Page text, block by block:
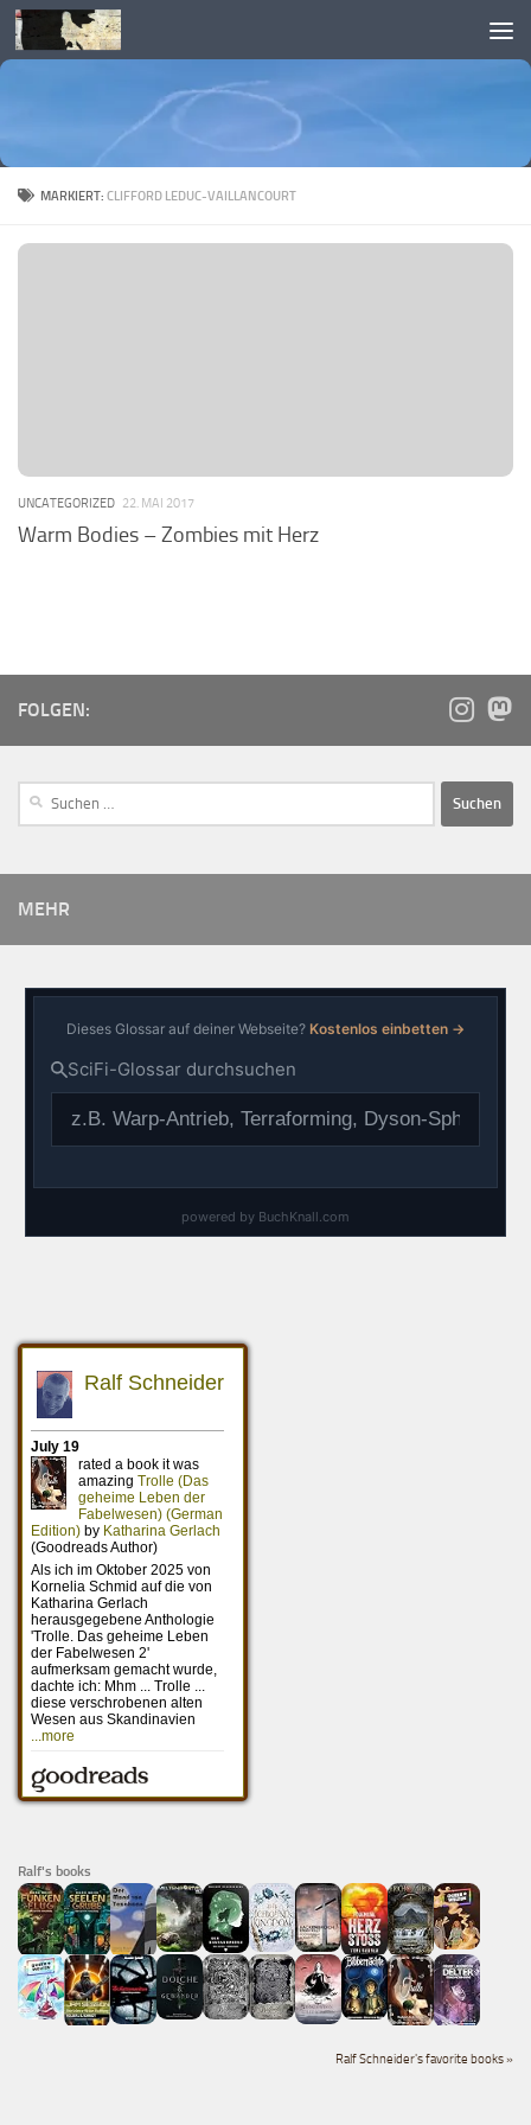
Skip to content
MARKIERT:CLIFFORD LEDUC-VAILLANCOURT
UNCATEGORIZED 22. MAI 2017
Warm Bodies – Zombies mit Herz
FOLGEN:
MEHR
Ralf's books
Ralf Schneider's favorite books »